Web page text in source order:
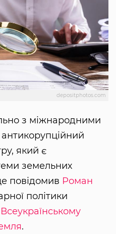
depositphotos.com
з міжнародними
який є
земельних
повідомив Роман
політики
Всеукраїнському
.